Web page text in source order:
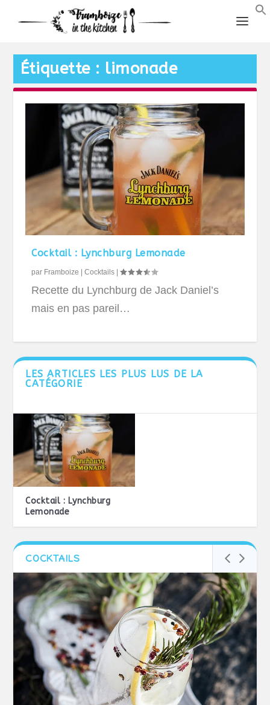
Étiquette : limonade
Cocktail : Lynchburg Lemonade
par Framboize |Cocktails |
Recette du Lynchburg de Jack Daniel’s
mais en pas pareil…
LES ARTICLES LES PLUS LUS DE LA
CATÉGORIE
Cocktail : Lynchburg
Lemonade
COCKTAILS